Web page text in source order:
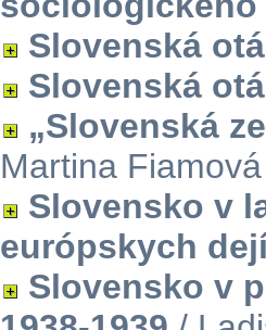
Slovenská
Slovenská
„Slovenská
Martina Fiamová
Slovensko v
európskych
Slovensko v